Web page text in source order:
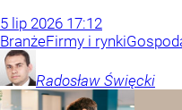
5 lip 2026 17:12
BranżeFirmy i rynki
Radosław Święcki